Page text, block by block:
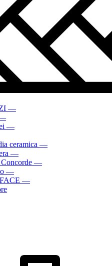
—
—
ceramica —
—
—
—
—